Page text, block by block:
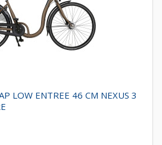
LOW ENTREE 46 CM NEXUS 3